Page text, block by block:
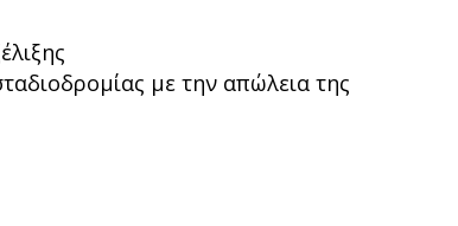
με την απώλεια της